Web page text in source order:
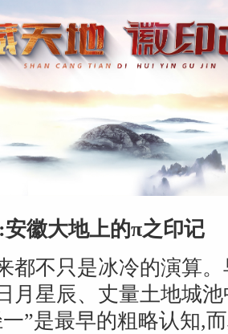
徽大地上的π之印记
都不只是冰冷的演算
月星辰、丈量土地城
”是最早的粗略认知,